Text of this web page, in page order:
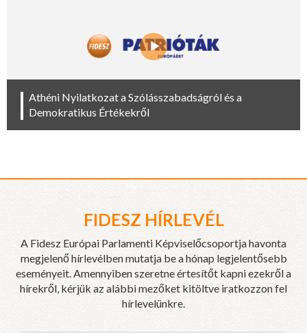
Athéni Nyilatkozat a Szólásszabadságról és a
Demokratikus Értékekről
FIDESZ HÍRLEVÉL
A Fidesz Európai Parlamenti Képviselőcsoportja havonta
megjelenő hírlevélben mutatja be a hónap legjelentősebb
eseményeit. Amennyiben szeretne értesítőt kapni ezekről a
hírekről, kérjük az alábbi mezőket kitöltve iratkozzon fel
hírlevelünkre.